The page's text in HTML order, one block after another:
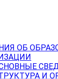
ОБ
И